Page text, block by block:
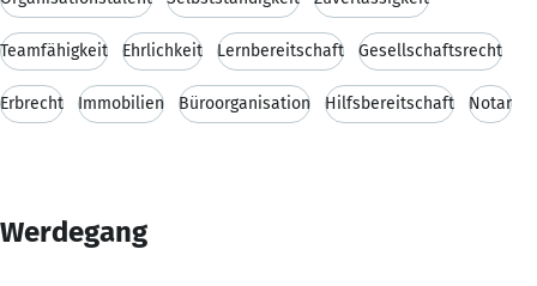
Teamfähigkeit Ehrlichkeit Lernbereitschaft Gesellschaftsrecht
Erbrecht Immobilien Büroorganisation Hilfsbereitschaft Notar
Werdegang